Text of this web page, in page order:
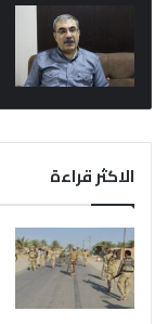
الاكثر قراءة